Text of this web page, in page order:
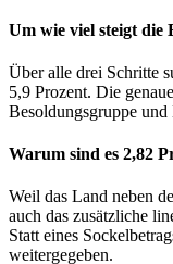
Um wie viel steigt die
Über alle drei Schritte
5,9 Prozent. Die
Besoldungsgruppe und
Warum sind es 2,82
Weil das Land neben
auch das zusätzliche
Statt eines
weitergegeben.